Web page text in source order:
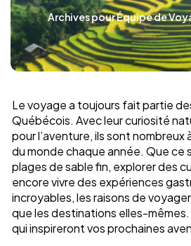
Archives pour Équipe de
Le voyage a toujours fait partie
Québécois. Avec leur curiosité
pour l’aventure, ils sont nombreux
du monde chaque année. Que ce
plages de sable fin, explorer des
encore vivre des expériences
incroyables, les raisons de
que les destinations elles-
qui inspireront vos prochaines